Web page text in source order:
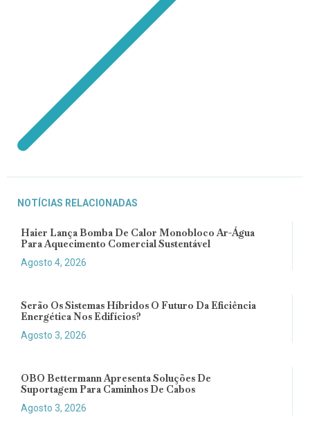
NOTÍCIAS RELACIONADAS
Haier Lança Bomba De Calor Monobloco Ar-Água
Para Aquecimento Comercial Sustentável
Agosto 4, 2026
Serão Os Sistemas Híbridos O Futuro Da Eficiência
Energética Nos Edifícios?
Agosto 3, 2026
OBO Bettermann Apresenta Soluções De
Suportagem Para Caminhos De Cabos
Agosto 3, 2026